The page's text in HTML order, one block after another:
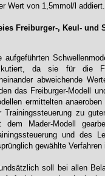
Wert von 1,5mmol/l addiert.
Freiburger-, Keul- und
aufgeführten
da sie für die
abweichende
das Freiburger-Modell
ermittelten
Trainingssteuerung zu
dem Mader-Modell
und des
gewählte
soll bei allen